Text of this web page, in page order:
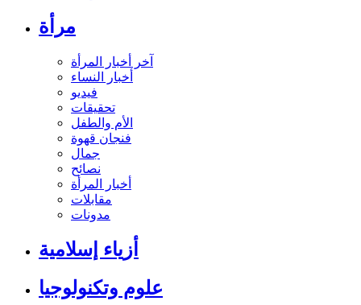
مرأة
آخر أخبار المرأة
أخبار النساء
فيديو
تحقيقات
الأم والطفل
فنجان قهوة
جمال
نصائح
أخبار المرأة
مقابلات
مدونات
أزياء إسلامية
علوم وتكنولوجيا